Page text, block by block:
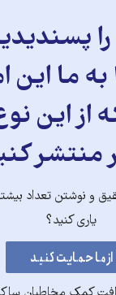
ما این
از این
منتشر
و نوشتن تعداد
یاری کنید؟